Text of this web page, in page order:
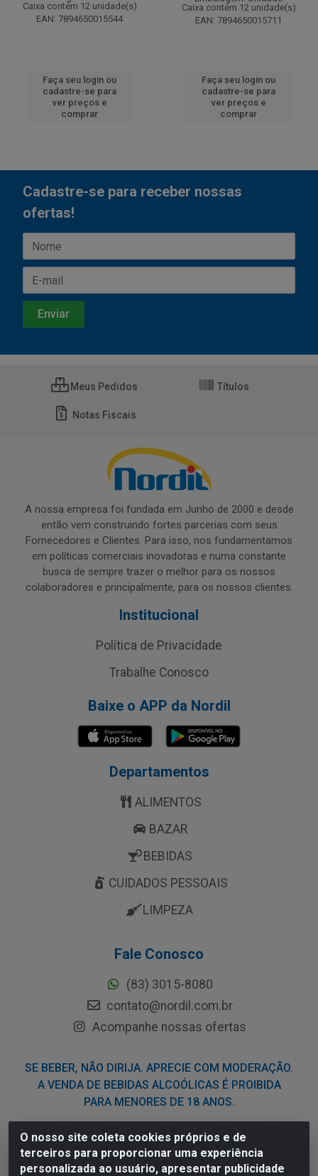
Caixa contém 12 unidade(s)
EAN: 7894650015544
Faça seu login ou
cadastre-se para
ver preços e
comprar
Caixa contém 12 unidade(s)
EAN: 7894650015711
Faça seu login ou
cadastre-se para
ver preços e
comprar
O nosso site coleta cookies próprios e de
terceiros para proporcionar uma experiência
personalizada ao usuário, apresentar publicidade
Cadastre-se para receber nossas
ofertas!
Meus Pedidos Títulos
Notas Fiscais
A nossa empresa foi fundada em Junho de 2000 e desde
então vem construindo fortes parcerias com seus
Fornecedores e Clientes. Para isso, nos fundamentamos
em políticas comerciais inovadoras e numa constante
busca de sempre trazer o melhor para os nossos
colaboradores e principalmente, para os nossos clientes.
Institucional
Política de Privacidade
Trabalhe Conosco
Baixe o APP da Nordil
Departamentos
ALIMENTOS
BAZAR
BEBIDAS
CUIDADOS PESSOAIS
LIMPEZA
Fale Conosco
(83) 3015-8080
contato@nordil.com.br
Acompanhe nossas ofertas
SE BEBER, NÃO DIRIJA. APRECIE COM MODERAÇÃO.
A VENDA DE BEBIDAS ALCOÓLICAS É PROIBIDA
PARA MENORES DE 18 ANOS.
Nordil Distribuidora - Avenida Liberdade, 2738, Bloco F -
Sesi - Bayeux/PB - CEP 58.111-400 - CNPJ